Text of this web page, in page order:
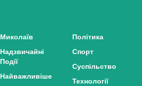
Миколаїв
Надзвичайні
Події
Найважливіше
Політика
Спорт
Суспільство
Технології